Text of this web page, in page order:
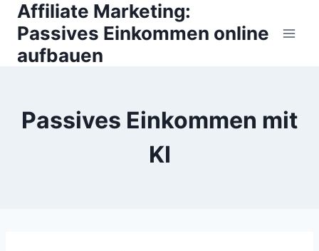
Zum
Inhalt
springen
Affiliate Marketing:
Passives Einkommen online
aufbauen
Passives Einkommen mit
KI